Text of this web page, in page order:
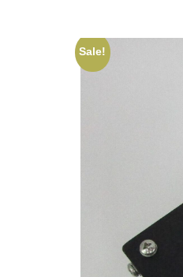
Sale!